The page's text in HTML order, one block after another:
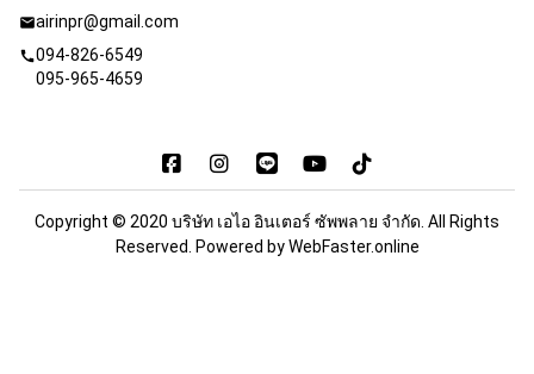
mailairinpr@gmail.com
call094-826-6549
095-965-4659
Copyright © 2020 บริษัท เอไอ อินเตอร์ ซัพพลาย จำกัด. All Rights
Reserved. Powered byWebFaster.online